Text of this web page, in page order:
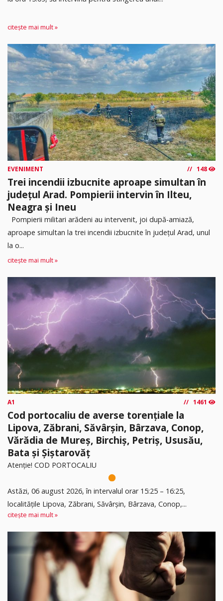
citește mai mult »
EVENIMENT 148
Trei incendii izbucnite aproape simultan în
județul Arad. Pompierii intervin în Ilteu,
Neagra și Ineu
Pompierii militari arădeni au intervenit, joi după-amiază,
aproape simultan la trei incendii izbucnite în județul Arad, unul
la o...
citește mai mult »
A1 1461
Cod portocaliu de averse torențiale la
Lipova, Zăbrani, Săvârșin, Bârzava, Conop,
Vărădia de Mureș, Birchiș, Petriș, Ususău,
Bata și Șiștarovăț
Atenție! COD PORTOCALIU
Astăzi, 06 august 2026, în intervalul orar 15:25 – 16:25,
localitățile Lipova, Zăbrani, Săvârșin, Bârzava, Conop,...
citește mai mult »